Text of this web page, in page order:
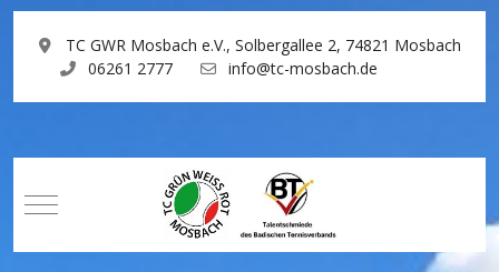
TC GWR Mosbach e.V., Solbergallee 2, 74821 Mosbach
06261 2777
info@tc-mosbach.de
Mobile Menu Toggle